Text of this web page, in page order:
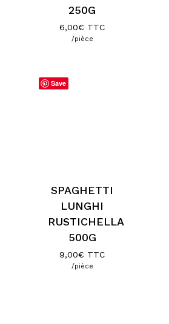
250G
6,00€ TTC
/pièce
Save
SPAGHETTI
LUNGHI
RUSTICHELLA
500G
9,00€ TTC
/pièce